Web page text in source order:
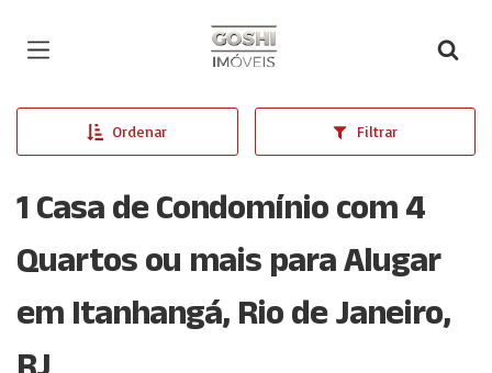
Página inicial
Ordenar Filtrar
1 Casa de Condomínio com 4
Quartos ou mais para Alugar
em Itanhangá, Rio de Janeiro,